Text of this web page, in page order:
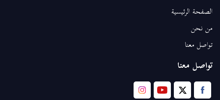
الصفحة الرئيسية
من نحن
تواصل معنا
تواصل معنا